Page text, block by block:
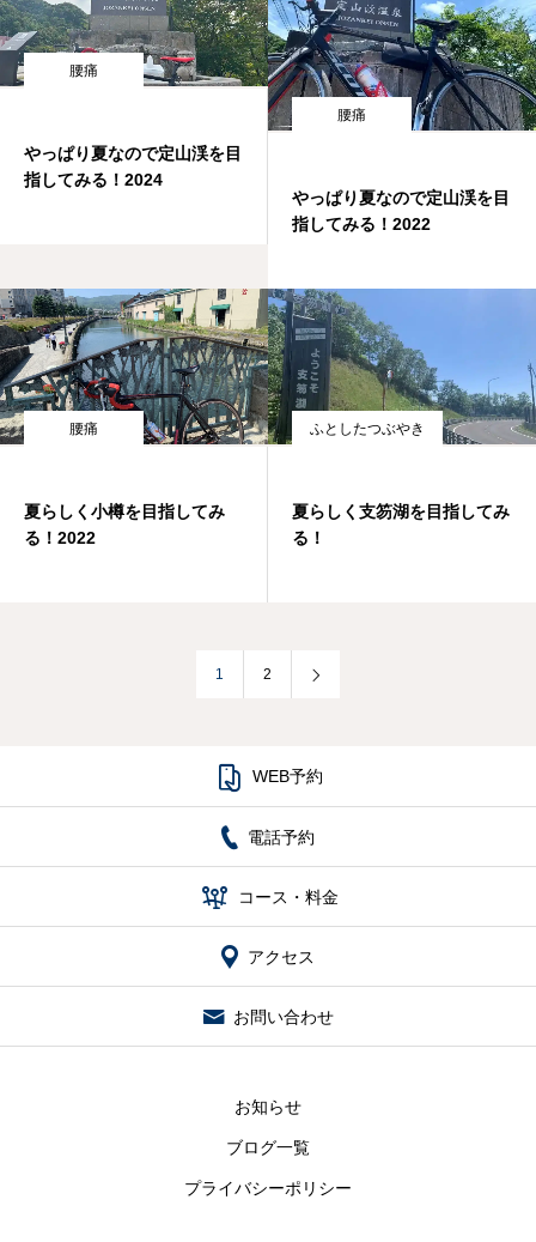
腰痛
やっぱり夏なので定山渓を目
指してみる！2024
腰痛
やっぱり夏なので定山渓を目
指してみる！2022
腰痛
夏らしく小樽を目指してみ
る！2022
ふとしたつぶやき
夏らしく支笏湖を目指してみ
る！
1 2
 WEB予約
電話予約
 コース・料金
アクセス
お問い合わせ
お知らせ
ブログ一覧
プライバシーポリシー